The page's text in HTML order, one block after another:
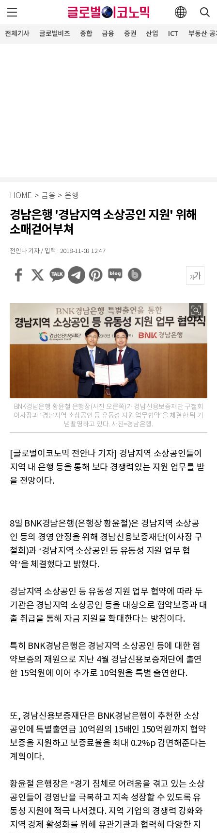
전체기사 글로벌비즈 종합 금융 증권 산업 ICT 부동산·
HOME > 금융 > 은행
경남은행 '경남지역 소상공인 지원' 위해
소매걷어부쳐
전안나 기자 / 입력 : 2018-11-08 12:47
BNK경남은행 황윤철 은행장(사진 오른쪽)가 경남신용보증재단 구철회
이사장과 ‘경남지역 소상공인 등 유동성 지원 업무협약’을 체결한 뒤 기
념촬영하고 있다. 사진=경남은행.
[글로벌이코노믹 전안나 기자] 경남지역 소상공인들이
지역 내 은행 등을 통해 보다 경쟁력있는 지원 업무를 받
을 전망이다.
8일 BNK경남은행(은행장 황윤철)은 경남지역 소상공
인 등의 경영 안정을 위해 경남신용보증재단(이사장 구
철회)과 ‘경남지역 소상공인 등 유동성 지원 업무 협
약’을 체결했다고 밝혔다.
경남지역 소상공인 등 유동성 지원 업무 협약에 따라 두
기관은 경남지역 소상공인 등을 대상으로 협약보증과 대
출 취급을 통해 자금 지원을 확대한다는 방침이다.
특히 BNK경남은행은 경남지역 소상공인 등에 대한 협
약보증의 재원으로 지난 4월 경남신용보증재단에 출연
한 15억원에 이어 추가로 10억원을 특별 출연한다.
또, 경남신용보증재단은 BNK경남은행이 추천한 소상
공인에 특별출연금 10억원의 15배인 150억원까지 협약
보증을 지원하고 보증료율을 최대 0.2%p 감면해준다는
계획이다.
황윤철 은행장은 “경기 침체로 어려움을 겪고 있는 소상
공인들이 경영난을 극복하고 지속 성장할 수 있도록 유
동성 지원에 적극 나서겠다. 지역 기업의 경쟁력 강화와
지역 경제 활성화를 위해 유관기관과 협력해 다양한 지